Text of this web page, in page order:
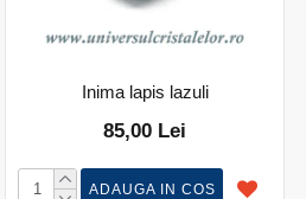
Inima lapis lazuli
85,00 Lei
ADAUGA IN COS